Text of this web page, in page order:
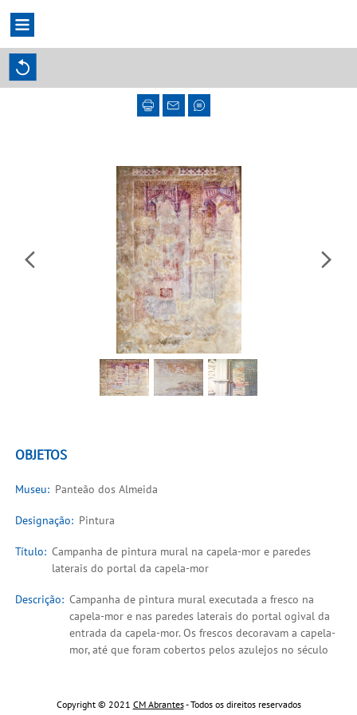
OBJETOS
Museu: Panteão dos Almeida
Designação: Pintura
Título: Campanha de pintura mural na capela-mor e paredes
laterais do portal da capela-mor
Descrição: Campanha de pintura mural executada a fresco na
capela-mor e nas paredes laterais do portal ogival da
entrada da capela-mor. Os frescos decoravam a capela-
mor, até que foram cobertos pelos azulejos no século
- 1º vestígio: Parede à direta do túmulo de D. Lopo de
Copyright © 2021 CM Abrantes- Todos os direitos reservados